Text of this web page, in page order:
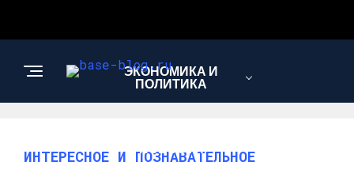
ЭКОНОМИКА И
ПОЛИТИКА
НОВОСТИ
ИНТЕРЕСНОЕ И ПОЗНАВАТЕЛЬНОЕ